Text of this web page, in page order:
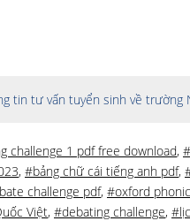
tin tư vấn tuyển sinh về trường
challenge 1 pdf free download,
, #bảng chữ cái tiếng anh pdf,
challenge pdf, #oxford
Việt, #debating challenge,